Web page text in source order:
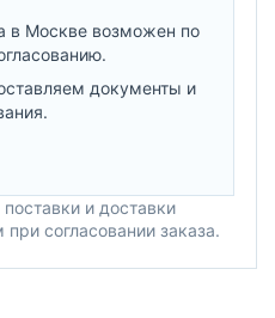
в Москве возможен по
документы и
и доставки
согласовании заказа.